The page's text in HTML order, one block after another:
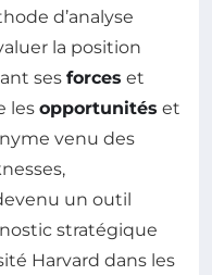
d’analyse
la position
ses forces et
les opportunités et
venu des
un outil
stratégique
Harvard dans les